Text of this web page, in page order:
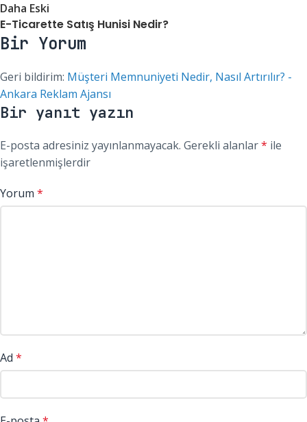
Daha Eski
E-Ticarette Satış Hunisi Nedir?
Bir Yorum
Geri bildirim: Müşteri Memnuniyeti Nedir, Nasıl Artırılır? -
Ankara Reklam Ajansı
Bir yanıt yazın
E-posta adresiniz yayınlanmayacak. Gerekli alanlar* ile
işaretlenmişlerdir
Yorum *
Ad *